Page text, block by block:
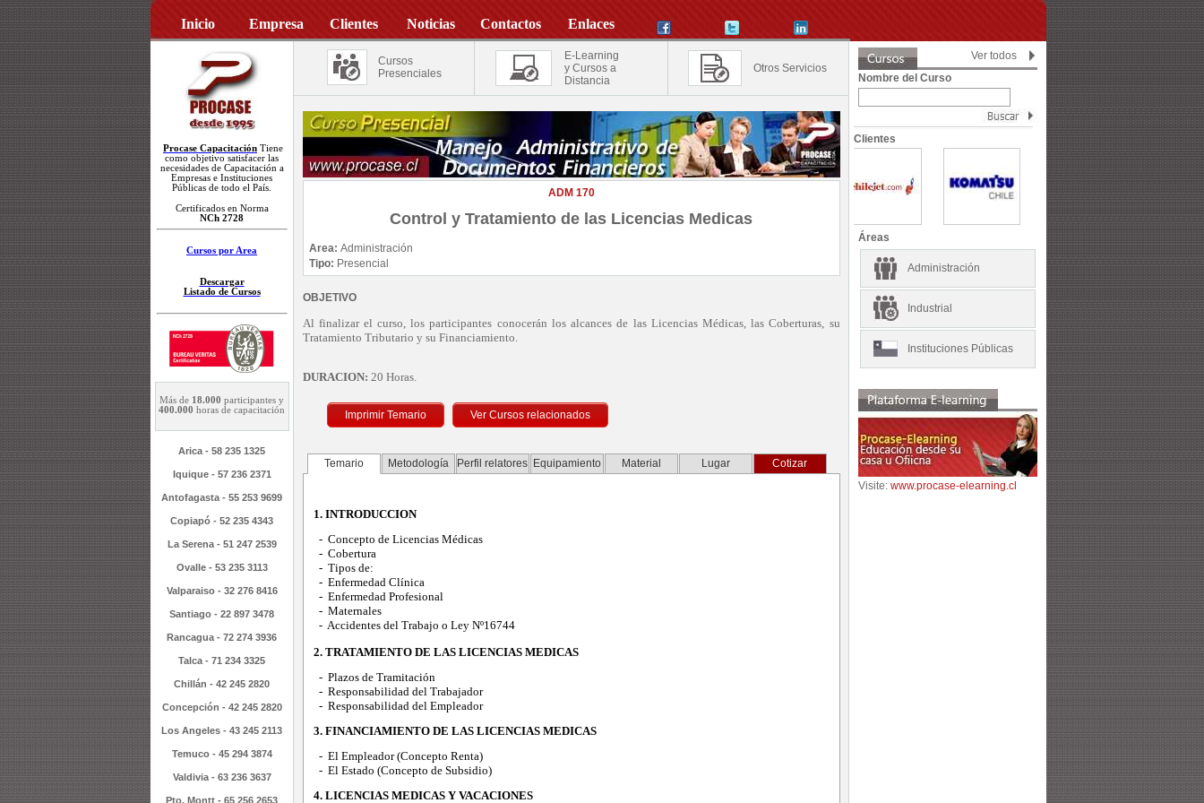
Inicio Empresa Clientes Noticias Contactos Enlaces
Procase Capacitación Tiene
como objetivo satisfacer las
necesidades de Capacitación a
Empresas e Instituciones
Públicas de todo el País.
Certificados en Norma
NCh 2728
Cursos por Area
Descargar
Listado de Cursos
Más de 18.000 participantes y
400.000 horas de capacitación
Arica - 58 235 1325
Iquique - 57 236 2371
Antofagasta - 55 253 9699
Copiapó - 52 235 4343
La Serena - 51 247 2539
Ovalle - 53 235 3113
Valparaiso - 32 276 8416
Santiago - 22 897 3478
Rancagua - 72 274 3936
Talca - 71 234 3325
Chillán - 42 245 2820
Concepción - 42 245 2820
Los Angeles - 43 245 2113
Temuco - 45 294 3874
Valdivia - 63 236 3637
Pto. Montt - 65 256 2653
Cursos
Presenciales
E-Learning
y Cursos a
Distancia
Otros Servicios
ADM 170
Control y Tratamiento de las Licencias Medicas
Area: Administración
Tipo: Presencial
OBJETIVO
Al finalizar el curso, los participantes conocerán los alcances de las Licencias Médicas, las Coberturas, su
Tratamiento Tributario y su Financiamiento.
DURACION: 20 Horas.
Imprimir Temario
Temario Metodología Perfil relatores Equipamiento Material Lugar Cotizar
1. INTRODUCCION
- Concepto de Licencias Médicas
- Cobertura
- Tipos de:
- Enfermedad Clínica
- Enfermedad Profesional
- Maternales
- Accidentes del Trabajo o Ley Nº16744
2. TRATAMIENTO DE LAS LICENCIAS MEDICAS
- Plazos de Tramitación
- Responsabilidad del Trabajador
- Responsabilidad del Empleador
3. FINANCIAMIENTO DE LAS LICENCIAS MEDICAS
- El Empleador (Concepto Renta)
- El Estado (Concepto de Subsidio)
4. LICENCIAS MEDICAS Y VACACIONES
Ver todos
Nombre del Curso
Clientes
Áreas
Administración
Industrial
Instituciones Públicas
Visite: www.procase-elearning.cl